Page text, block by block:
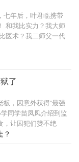
七年后，叶君临携带
和我比实力？我大师
医术？我二师父一代
？我四师父北凉战
？我五师父商会之
七个倾国倾城的师
了
，因意外获得“最强
同学苗凤凤介绍到监
，让囚犯们赞不绝
他的饭菜。 庞日峰
还让囚犯们积极工
望。
？